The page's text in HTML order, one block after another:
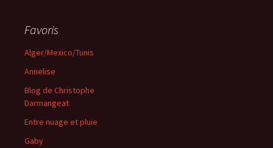
Favoris
Alger/Mexico/Tunis
Annelise
Blog de Christophe
Darmangeat
Entre nuage et pluie
Gaby